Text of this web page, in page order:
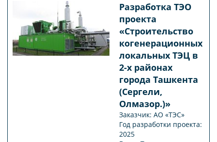
Разработка ТЭО
проекта
«Строительство
когенерационных
локальных ТЭЦ в
2-х районах
города Ташкента
(Сергели,
Олмазор.)»
Заказчик: АО «ТЭС»
Год разработки проекта:
2025